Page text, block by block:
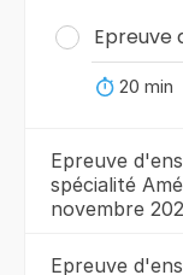
Epreuve
20 min
Epreuve
spécialité
novembre
Epreuve